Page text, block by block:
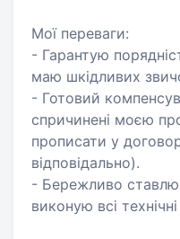
Мої переваги:
- Гарантую
маю шкідливих
- Готовий
спричинені моєю
прописати у
відповідально).
- Бережливо
виконую всі